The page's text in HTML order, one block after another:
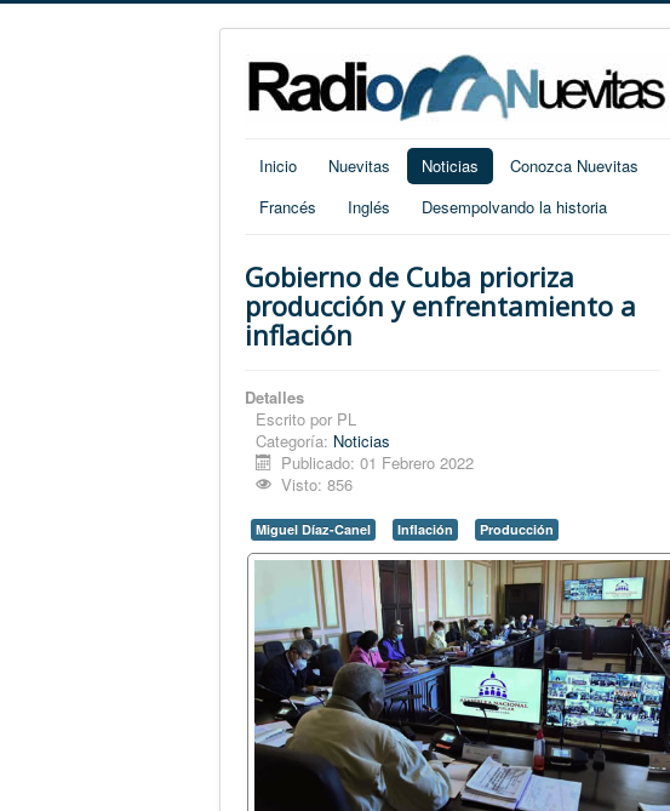
Inicio Nuevitas Noticias Conozca Nuevitas
Francés
Inglés Desempolvando la historia
Gobierno de Cuba prioriza
producción y enfrentamiento a
inflación
Detalles
Escrito por PL
Categoría: Noticias
Publicado: 01 Febrero 2022
Visto: 856
Miguel Díaz-Canel Inflación Producción